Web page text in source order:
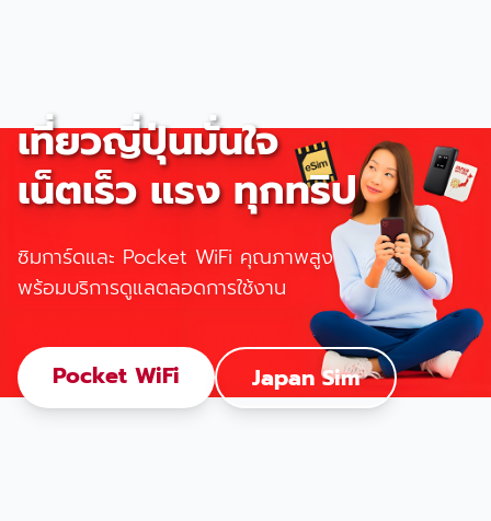
เที่ยวญี่ปุ่นมั่นใจ
เน็ตเร็ว แรง ทุกทริป
ซิมการ์ดและ Pocket WiFi คุณภาพสูง
พร้อมบริการดูแลตลอดการใช้งาน
Pocket WiFi Japan Sim